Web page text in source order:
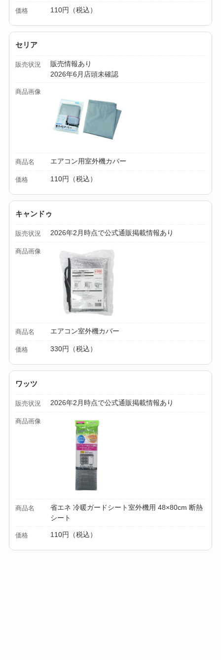
セリア等でカトラリ
法！
価格 110円（税込）
セリア
販売状況
販売情報あり
2026年6月店頭未確認
商品画像
商品名 エアコン用室外機カバー
価格 110円（税込）
キャンドゥ
販売状況 2026年2月時点で公式通販掲載情報あり
商品画像
商品名 エアコン室外機カバー
価格 330円（税込）
ワッツ
販売状況 2026年2月時点で公式通販掲載情報あり
商品画像
商品名
省エネ 冷暖ガードシート室外機用 48×80cm 断熱
シート
価格 110円（税込）